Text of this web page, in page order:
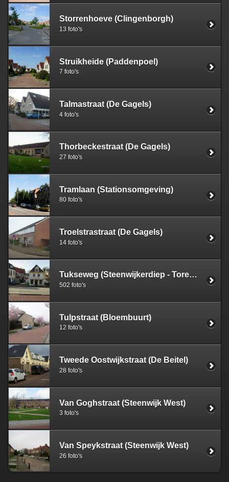
Storrenhoeve (Clingenborgh)
13 foto's
Struikheide (Paddenpoel)
7 foto's
Talmastraat (De Gagels)
4 foto's
Thorbeckestraat (De Gagels)
27 foto's
Tramlaan (Stationsomgeving)
80 foto's
Troelstrastraat (De Gagels)
14 foto's
Tukseweg (Steenwijkerdiep - Torenlanden)
502 foto's
Tulpstraat (Bloembuurt)
12 foto's
Tweede Oostwijkstraat (De Beitel)
28 foto's
Van Goghstraat (Steenwijk West)
3 foto's
Van Speykstraat (Steenwijk West)
26 foto's